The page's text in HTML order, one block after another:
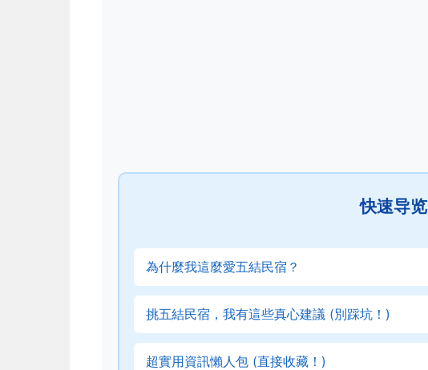
快速导览
為什麼我這麼愛五結民宿？
挑五結民宿，我有這些真心建議 (別踩坑！)
超實用資訊懶人包 (直接收藏！)